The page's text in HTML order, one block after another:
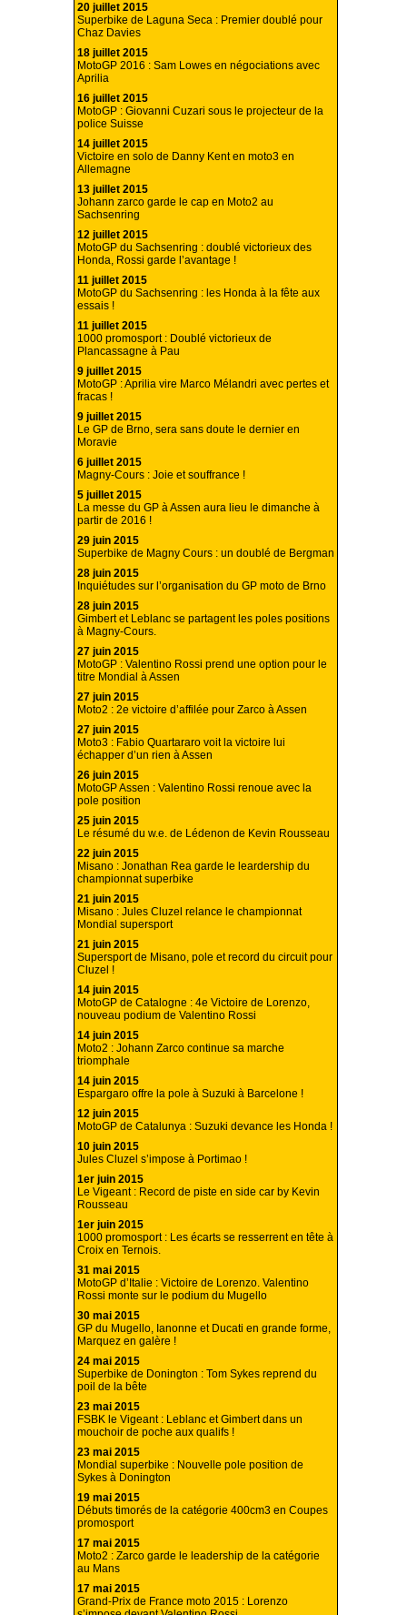
20 juillet 2015
Superbike de Laguna Seca : Premier doublé pour
Chaz Davies
18 juillet 2015
MotoGP 2016 : Sam Lowes en négociations avec
Aprilia
16 juillet 2015
MotoGP : Giovanni Cuzari sous le projecteur de la
police Suisse
14 juillet 2015
Victoire en solo de Danny Kent en moto3 en
Allemagne
13 juillet 2015
Johann zarco garde le cap en Moto2 au
Sachsenring
12 juillet 2015
MotoGP du Sachsenring : doublé victorieux des
Honda, Rossi garde l’avantage !
11 juillet 2015
MotoGP du Sachsenring : les Honda à la fête aux
essais !
11 juillet 2015
1000 promosport : Doublé victorieux de
Plancassagne à Pau
9 juillet 2015
MotoGP : Aprilia vire Marco Mélandri avec pertes et
fracas !
9 juillet 2015
Le GP de Brno, sera sans doute le dernier en
Moravie
6 juillet 2015
Magny-Cours : Joie et souffrance !
5 juillet 2015
La messe du GP à Assen aura lieu le dimanche à
partir de 2016 !
29 juin 2015
Superbike de Magny Cours : un doublé de Bergman
28 juin 2015
Inquiétudes sur l’organisation du GP moto de Brno
28 juin 2015
Gimbert et Leblanc se partagent les poles positions
à Magny-Cours.
27 juin 2015
MotoGP : Valentino Rossi prend une option pour le
titre Mondial à Assen
27 juin 2015
Moto2 : 2e victoire d’affilée pour Zarco à Assen
27 juin 2015
Moto3 : Fabio Quartararo voit la victoire lui
échapper d’un rien à Assen
26 juin 2015
MotoGP Assen : Valentino Rossi renoue avec la
pole position
25 juin 2015
Le résumé du w.e. de Lédenon de Kevin Rousseau
22 juin 2015
Misano : Jonathan Rea garde le leardership du
championnat superbike
21 juin 2015
Misano : Jules Cluzel relance le championnat
Mondial supersport
21 juin 2015
Supersport de Misano, pole et record du circuit pour
Cluzel !
14 juin 2015
MotoGP de Catalogne : 4e Victoire de Lorenzo,
nouveau podium de Valentino Rossi
14 juin 2015
Moto2 : Johann Zarco continue sa marche
triomphale
14 juin 2015
Espargaro offre la pole à Suzuki à Barcelone !
12 juin 2015
MotoGP de Catalunya : Suzuki devance les Honda !
10 juin 2015
Jules Cluzel s’impose à Portimao !
1er juin 2015
Le Vigeant : Record de piste en side car by Kevin
Rousseau
1er juin 2015
1000 promosport : Les écarts se resserrent en tête à
Croix en Ternois.
31 mai 2015
MotoGP d’Italie : Victoire de Lorenzo. Valentino
Rossi monte sur le podium du Mugello
30 mai 2015
GP du Mugello, Ianonne et Ducati en grande forme,
Marquez en galère !
24 mai 2015
Superbike de Donington : Tom Sykes reprend du
poil de la bête
23 mai 2015
FSBK le Vigeant : Leblanc et Gimbert dans un
mouchoir de poche aux qualifs !
23 mai 2015
Mondial superbike : Nouvelle pole position de
Sykes à Donington
19 mai 2015
Débuts timorés de la catégorie 400cm3 en Coupes
promosport
17 mai 2015
Moto2 : Zarco garde le leadership de la catégorie
au Mans
17 mai 2015
Grand-Prix de France moto 2015 : Lorenzo